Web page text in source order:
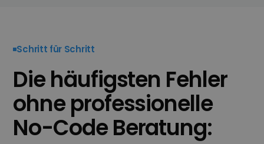
Schritt für Schritt
Die häufigsten Fehler
ohne professionelle
No-Code Beratung: